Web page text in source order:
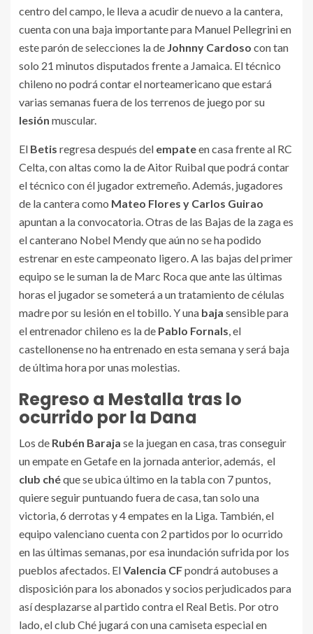
centro del campo, le lleva a acudir de nuevo a la cantera,
cuenta con una baja importante para Manuel Pellegrini en
este parón de selecciones la de Johnny Cardoso con tan
solo 21 minutos disputados frente a Jamaica. El técnico
chileno no podrá contar el norteamericano que estará
varias semanas fuera de los terrenos de juego por su
lesión muscular.
El Betis regresa después del empateen casa frente al RC
Celta, con altas como la de Aitor Ruibal que podrá contar
el técnico con él jugador extremeño. Además, jugadores
de la cantera como Mateo Flores y Carlos Guirao
apuntan a la convocatoria. Otras de las Bajas de la zaga es
el canterano Nobel Mendy que aún no se ha podido
estrenar en este campeonato ligero. A las bajas del primer
equipo se le suman la de Marc Roca que ante las últimas
horas el jugador se someterá a un tratamiento de células
madre por su lesión en el tobillo. Y una baja sensible para
el entrenador chileno es la de Pablo Fornals, el
castellonense no ha entrenado en esta semana y será baja
de última hora por unas molestias.
Regreso a Mestalla tras lo
ocurrido por la Dana
Los de Rubén Baraja se la juegan en casa, tras conseguir
un empate en Getafe en la jornada anterior, además, el
club chéque se ubica último en la tabla con 7 puntos,
quiere seguir puntuando fuera de casa, tan solo una
victoria, 6 derrotas y 4 empates en la Liga. También, el
equipo valenciano cuenta con 2 partidos por lo ocurrido
en las últimas semanas, por esa inundación sufrida por los
pueblos afectados. ElValencia CFpondrá autobuses a
disposición para los abonados y socios perjudicados para
así desplazarse al partido contra el Real Betis. Por otro
lado, el club Ché jugará con una camiseta especial en